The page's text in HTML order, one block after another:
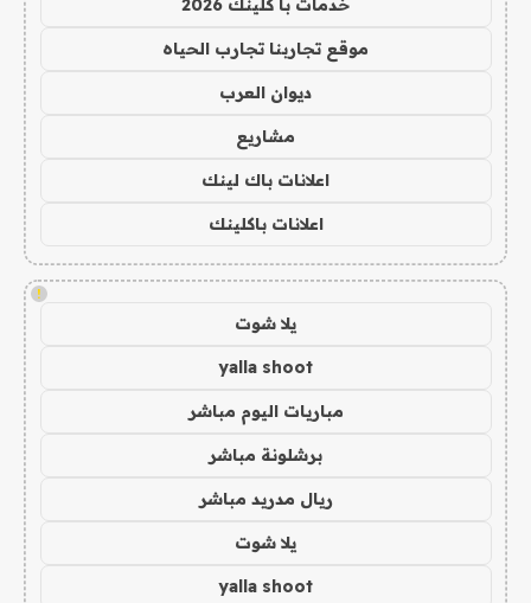
خدمات با كلينك 2026
موقع تجاربنا تجارب الحياه
ديوان العرب
مشاريع
اعلانات باك لينك
اعلانات باكلينك
!
يلا شوت
yalla shoot
مباريات اليوم مباشر
برشلونة مباشر
ريال مدريد مباشر
يلا شوت
yalla shoot